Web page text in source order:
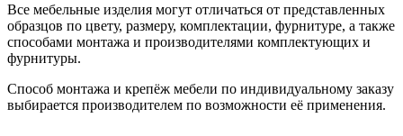
Все мебельные изделия могут отличаться от представленных
образцов по цвету, размеру, комплектации, фурнитуре, а также
способами монтажа и производителями комплектующих и
фурнитуры.
Способ монтажа и крепёж мебели по индивидуальному заказу
выбирается производителем по возможности её применения.